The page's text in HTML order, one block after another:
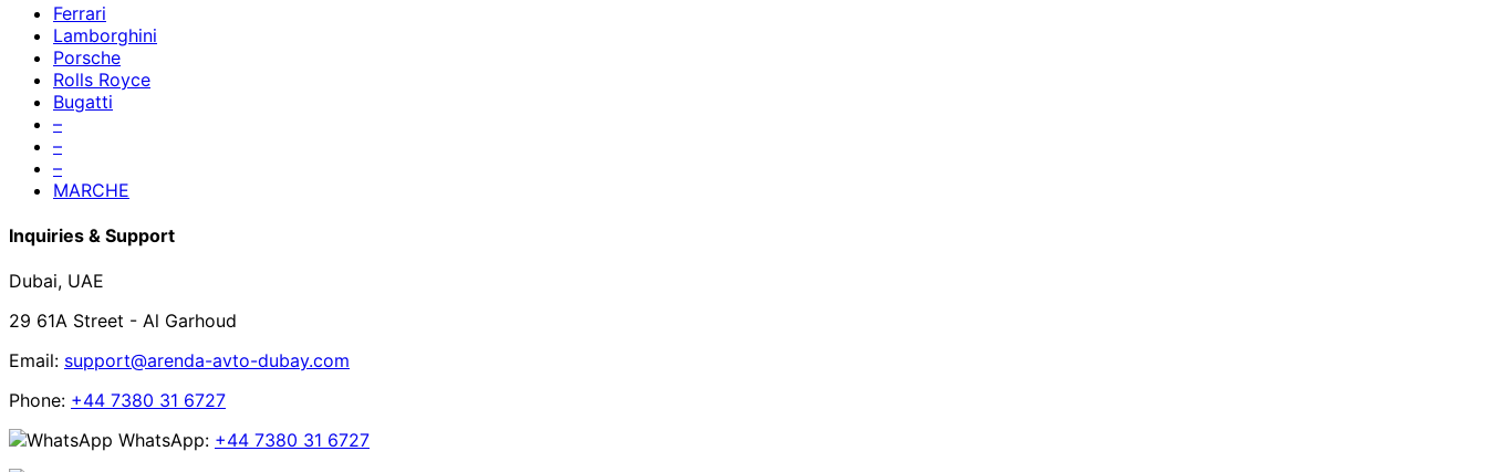
Ferrari
Lamborghini
Porsche
Rolls Royce
Bugatti
–
–
–
MARCHE
Inquiries & Support
Dubai, UAE
29 61A Street - Al Garhoud
Email: support@arenda-avto-dubay.com
Phone: +44 7380 31 6727
WhatsApp: +44 7380 31 6727